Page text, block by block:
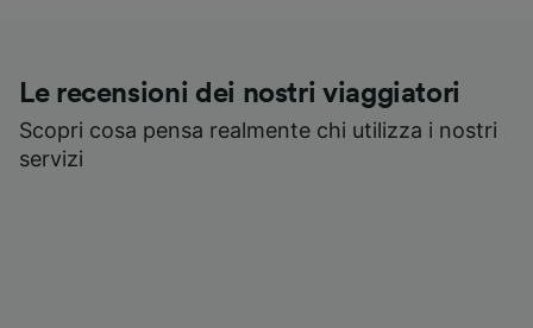
Le recensioni dei nostri viaggiatori
Scopri cosa pensa realmente chi utilizza i nostri
servizi